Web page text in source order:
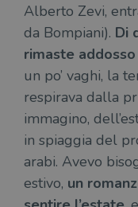
Alberto Zevi,
da Bompiani). Di
rimaste
un po’ vaghi, la
respirava dalla
immagino,
in spiaggia del
arabi. Avevo
estivo, un